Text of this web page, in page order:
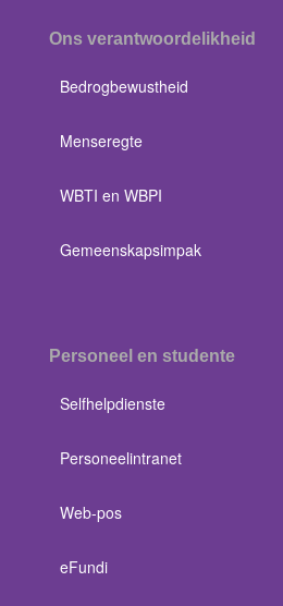
Ons verantwoordelikheid
Bedrogbewustheid
Menseregte
WBTI en WBPI
Gemeenskapsimpak
Personeel en studente
Selfhelpdienste
Personeelintranet
Web-pos
eFundi